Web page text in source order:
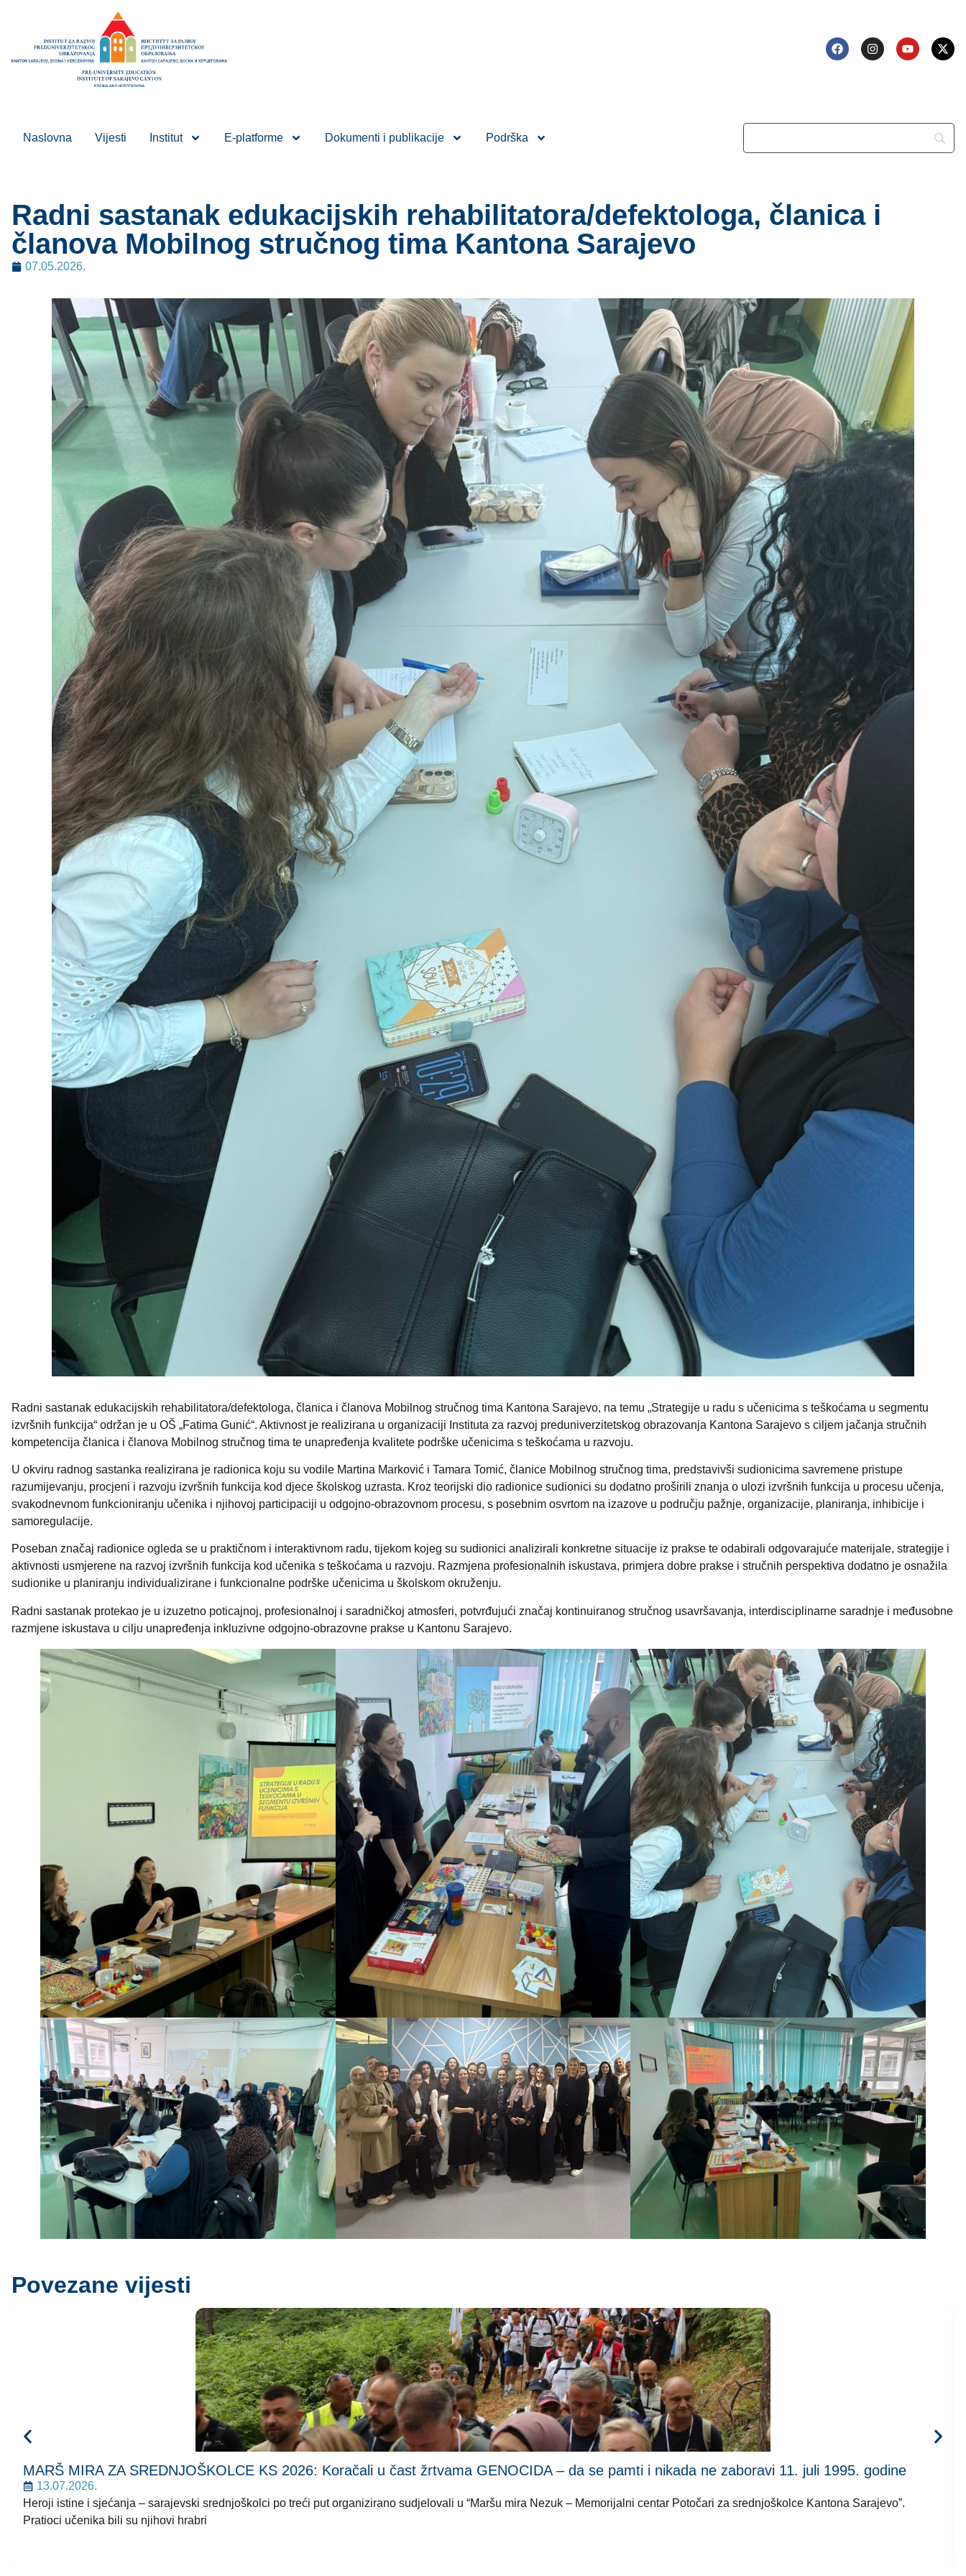
Naslovna Vijesti Institut E-platforme Dokumenti i publikacije Podrška
Radni sastanak edukacijskih rehabilitatora/defektologa, članica i
članova Mobilnog stručnog tima Kantona Sarajevo
07.05.2026.
Radni sastanak edukacijskih rehabilitatora/defektologa, članica i članova Mobilnog stručnog tima Kantona Sarajevo, na temu „Strategije u radu s učenicima s teškoćama u segmentu
izvršnih funkcija“ održan je u OŠ „Fatima Gunić“. Aktivnost je realizirana u organizaciji Instituta za razvoj preduniverzitetskog obrazovanja Kantona Sarajevo s ciljem jačanja stručnih
kompetencija članica i članova Mobilnog stručnog tima te unapređenja kvalitete podrške učenicima s teškoćama u razvoju.
U okviru radnog sastanka realizirana je radionica koju su vodile Martina Marković i Tamara Tomić, članice Mobilnog stručnog tima, predstavivši sudionicima savremene pristupe
razumijevanju, procjeni i razvoju izvršnih funkcija kod djece školskog uzrasta. Kroz teorijski dio radionice sudionici su dodatno proširili znanja o ulozi izvršnih funkcija u procesu učenja,
svakodnevnom funkcioniranju učenika i njihovoj participaciji u odgojno-obrazovnom procesu, s posebnim osvrtom na izazove u području pažnje, organizacije, planiranja, inhibicije i
samoregulacije.
Poseban značaj radionice ogleda se u praktičnom i interaktivnom radu, tijekom kojeg su sudionici analizirali konkretne situacije iz prakse te odabirali odgovarajuće materijale, strategije i
aktivnosti usmjerene na razvoj izvršnih funkcija kod učenika s teškoćama u razvoju. Razmjena profesionalnih iskustava, primjera dobre prakse i stručnih perspektiva dodatno je osnažila
sudionike u planiranju individualizirane i funkcionalne podrške učenicima u školskom okruženju.
Radni sastanak protekao je u izuzetno poticajnoj, profesionalnoj i saradničkoj atmosferi, potvrđujući značaj kontinuiranog stručnog usavršavanja, interdisciplinarne saradnje i međusobne
razmjene iskustava u cilju unapređenja inkluzivne odgojno-obrazovne prakse u Kantonu Sarajevo.
Povezane vijesti
MARŠ MIRA ZA SREDNJOŠKOLCE KS 2026: Koračali u čast žrtvama GENOCIDA – da se pamti i nikada ne zaboravi 11. juli 1995. godine
13.07.2026.
Heroji istine i sjećanja – sarajevski srednjoškolci po treći put organizirano sudjelovali u “Maršu mira Nezuk – Memorijalni centar Potočari za srednjoškolce Kantona Sarajevo”.
Pratioci učenika bili su njihovi hrabri